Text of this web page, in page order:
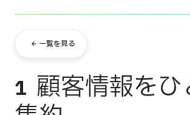
導入事例
コンクルーBase
一覧を見る
1 顧客情報をひ